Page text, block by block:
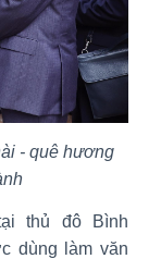
- quê hương
thủ đô Bình
dùng làm văn